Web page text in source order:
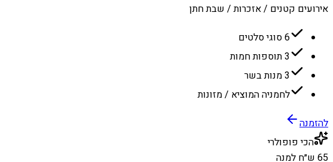
אירועים קטנים / אזכרות / שבת חתן
6 סוגי סלטים
3 תוספות חמות
3 מנות בשר
לחמניה המוציא / מזונות
להזמנה
הכי פופולרי
65 ש״ח למנה